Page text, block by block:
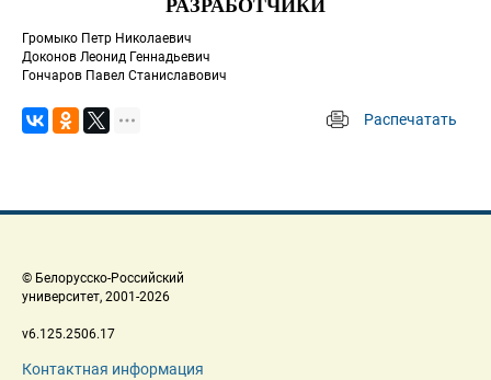
РАЗРАБОТЧИКИ
Громыко Петр Николаевич
Доконов Леонид Геннадьевич
Гончаров Павел Станиславович
Распечатать
© Белорусско-Российский
университет, 2001-2026
v6.125.2506.17
Контактная информация